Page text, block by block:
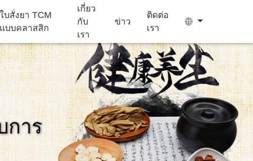
ใบสั่งยา TCM
แบบคลาสสิก
เกี่ยว
กับ
เรา
ข่าว
ติดต่อ
เรา
ค
เครื่อง ช่วย นอน
หลับ
อาหาร เสริม
สำหรับ เด็ก
เค้ก Ejiao
ถุง ชา เยล ลี่
การ